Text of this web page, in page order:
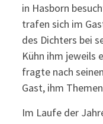
in Hasborn
trafen sich im
des Dichters bei
Kühn ihm jeweils
fragte nach
Gast, ihm
Im Laufe der